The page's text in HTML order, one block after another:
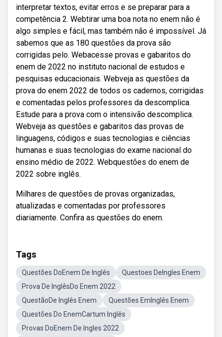
interpretar textos, evitar erros e se preparar para a
competência 2. Webtirar uma boa nota no enem não é
algo simples e fácil, mas também não é impossível. Já
sabemos que as 180 questões da prova são
corrigidas pelo. Webacesse provas e gabaritos do
enem de 2022 no instituto nacional de estudos e
pesquisas educacionais. Webveja as questões da
prova do enem 2022 de todos os cadernos, corrigidas
e comentadas pelos professores da descomplica.
Estude para a prova com o intensivão descomplica.
Webveja as questões e gabaritos das provas de
linguagens, códigos e suas tecnologias e ciências
humanas e suas tecnologias do exame nacional do
ensino médio de 2022. Webquestões do enem de
2022 sobre inglês.
Milhares de questões de provas organizadas,
atualizadas e comentadas por professores
diariamente. Confira as questões do enem.
Tags
Questões DoEnem De Inglês
Questoes DeIngles Enem
Prova De InglêsDo Enem 2022
QuestãoDe Inglês Enem
Questões EmInglês Enem
Questões Do EnemCartum Inglês
Provas DoEnem De Ingles 2022